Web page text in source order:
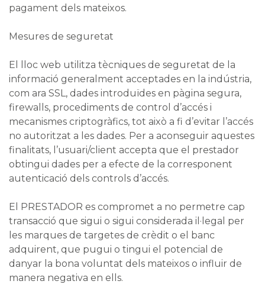
pagament dels mateixos.
Mesures de seguretat
El lloc web utilitza tècniques de seguretat de la
informació generalment acceptades en la indústria,
com ara SSL, dades introduïdes en pàgina segura,
firewalls, procediments de control d’accés i
mecanismes criptogràfics, tot això a fi d’evitar l’accés
no autoritzat a les dades. Per a aconseguir aquestes
finalitats, l’usuari/client accepta que el prestador
obtingui dades per a efecte de la corresponent
autenticació dels controls d’accés.
El PRESTADOR es compromet a no permetre cap
transacció que sigui o sigui considerada il·legal per
les marques de targetes de crèdit o el banc
adquirent, que pugui o tingui el potencial de
danyar la bona voluntat dels mateixos o influir de
manera negativa en ells.